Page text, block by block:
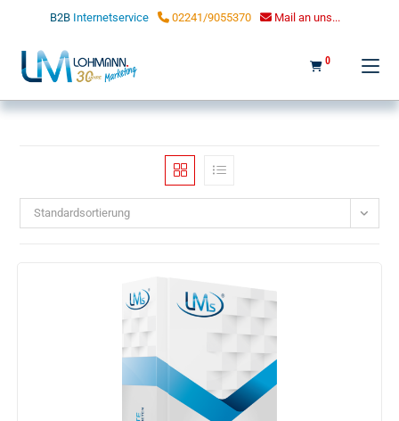
LOHMANN MARKETING
B2B Internetservice 02241/9055370 Mail an uns...
0
Standardsortierung